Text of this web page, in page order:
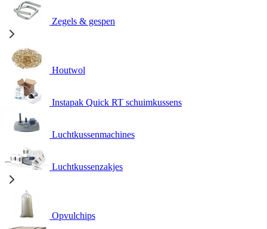
Zegels & gespen
Houtwol
Instapak Quick RT schuimkussens
Luchtkussenmachines
Luchtkussenzakjes
Opvulchips